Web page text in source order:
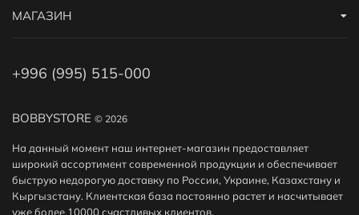
BOBBYSTORE © 2026
На данный момент наш интернет-магазин предоставляет
широкий ассортимент современной продукции и обеспечивает
быструю недорогую доставку по России, Украине, Казахстану и
Кыргызстану. Клиентская база постоянно растет и насчитывает
уже более 10000 счастливых клиентов.
МАГАЗИН
+996 (995) 515-000